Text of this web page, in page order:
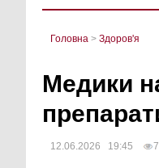
Головна > Здоров'я
Медики
12.06.2026 19:45